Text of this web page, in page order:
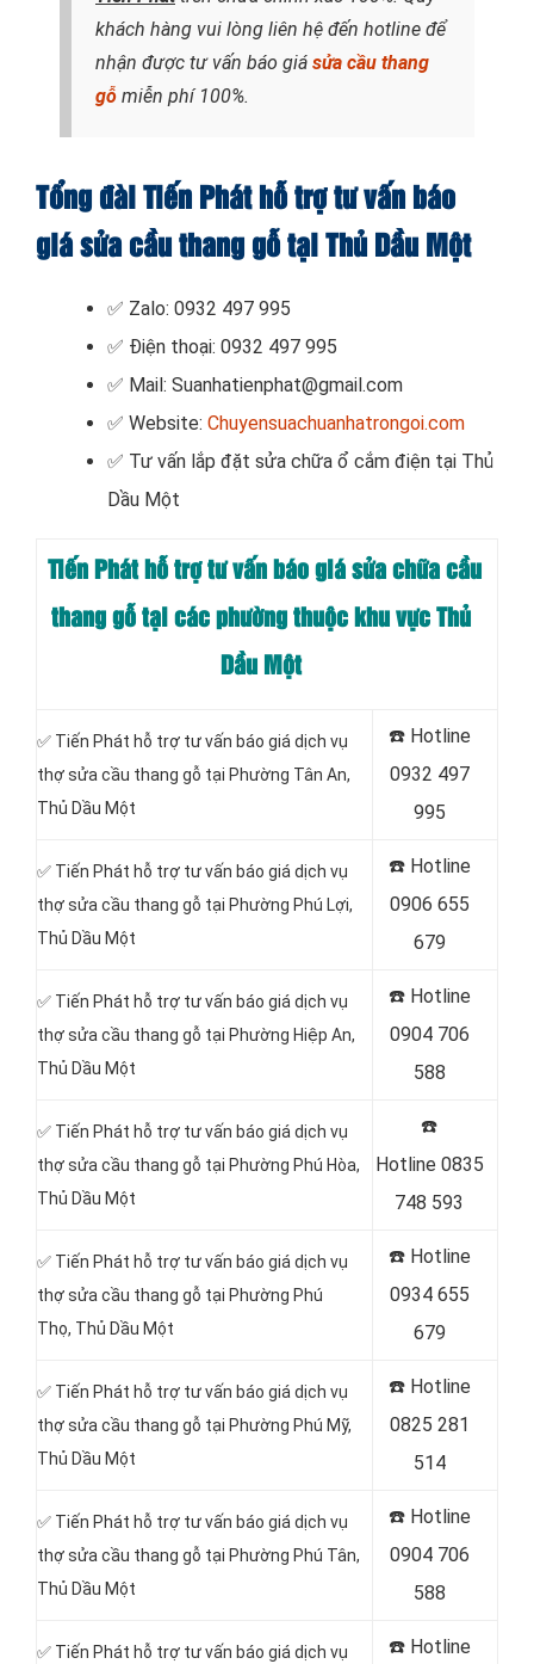
khách hàng vui lòng liên hệ đến hotline để
nhận được tư vấn báo giá sửa cầu thang
gỗ miễn phí 100%.
Tổng đài Tiến Phát hỗ trợ tư vấn báo
giá sửa cầu thang gỗ tại Thủ Dầu Một
✅ Zalo: 0932 497 995
✅ Điện thoại: 0932 497 995
✅ Mail: Suanhatienphat@gmail.com
✅ Website: Chuyensuachuanhatrongoi.com
✅ Tư vấn lắp đặt sửa chữa ổ cắm điện tại Thủ
Dầu Một
Tiến Phát hỗ trợ tư vấn báo giá sửa chữa cầu
thang gỗ tại các phường thuộc khu vực Thủ
Dầu Một
✅ Tiến Phát hỗ trợ tư vấn báo giá dịch vụ
thợ sửa cầu thang gỗ tại Phường Tân An,
Thủ Dầu Một
☎️ Hotline
0932 497
995
✅ Tiến Phát hỗ trợ tư vấn báo giá dịch vụ
thợ sửa cầu thang gỗ tại Phường Phú Lợi,
Thủ Dầu Một
☎️ Hotline
0906 655
679
✅ Tiến Phát hỗ trợ tư vấn báo giá dịch vụ
thợ sửa cầu thang gỗ tại Phường Hiệp An,
Thủ Dầu Một
☎️ Hotline
0904 706
588
✅ Tiến Phát hỗ trợ tư vấn báo giá dịch vụ
thợ sửa cầu thang gỗ tại Phường Phú Hòa,
Thủ Dầu Một
☎️
Hotline 0835
748 593
✅ Tiến Phát hỗ trợ tư vấn báo giá dịch vụ
thợ sửa cầu thang gỗ tại Phường Phú
Thọ, Thủ Dầu Một
☎️ Hotline
0934 655
679
✅ Tiến Phát hỗ trợ tư vấn báo giá dịch vụ
thợ sửa cầu thang gỗ tại Phường Phú Mỹ,
Thủ Dầu Một
☎️ Hotline
0825 281
514
✅ Tiến Phát hỗ trợ tư vấn báo giá dịch vụ
thợ sửa cầu thang gỗ tại Phường Phú Tân,
Thủ Dầu Một
☎️ Hotline
0904 706
588
✅ Tiến Phát hỗ trợ tư vấn báo giá dịch vụ
☎️ Hotline